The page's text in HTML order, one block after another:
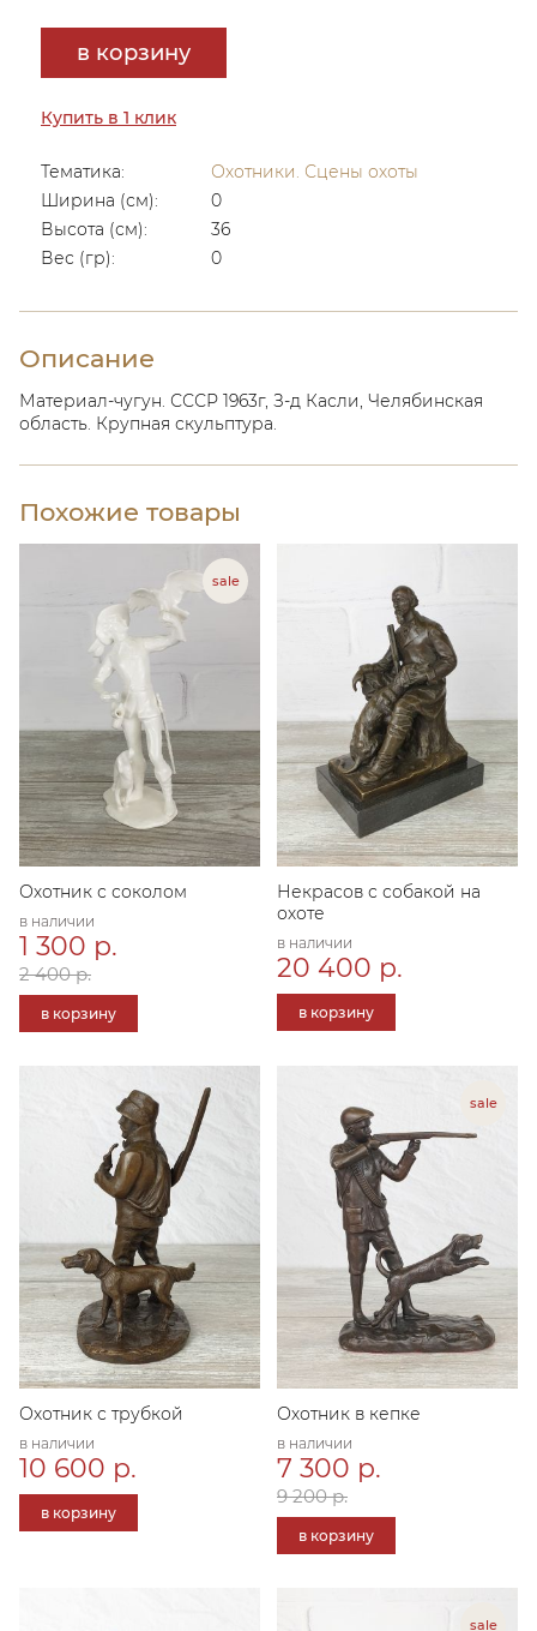
в корзину
Купить в 1 клик
Тематика:
Охотники. Сцены охоты
Ширина (см):
0
Высота (см):
36
Вес (гр):
0
Описание
Материал-чугун. СССР 1963г, З-д Касли, Челябинская
область. Крупная скульптура.
Похожие товары
Охотник с соколом
в наличии
1 300 р.
2 400 р.
в корзину
Некрасов с собакой на
охоте
в наличии
20 400 р.
в корзину
Охотник с трубкой
в наличии
10 600 р.
в корзину
Охотник в кепке
в наличии
7 300 р.
9 200 р.
в корзину